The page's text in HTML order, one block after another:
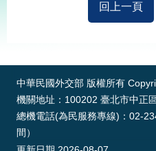
回上一頁
中華民國外交部 版權所有
機關地址：100202 臺北市中正
總機電話(為民服務專線)：02-
間）